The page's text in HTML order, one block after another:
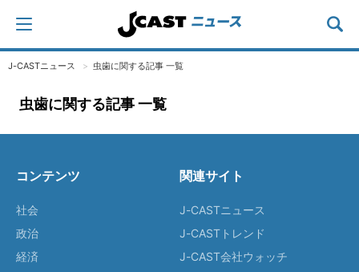
J-CASTニュース 虫歯に関する記事 一覧
虫歯に関する記事 一覧
コンテンツ
社会
政治
経済
関連サイト
J-CASTニュース
J-CASTトレンド
J-CAST会社ウォッチ